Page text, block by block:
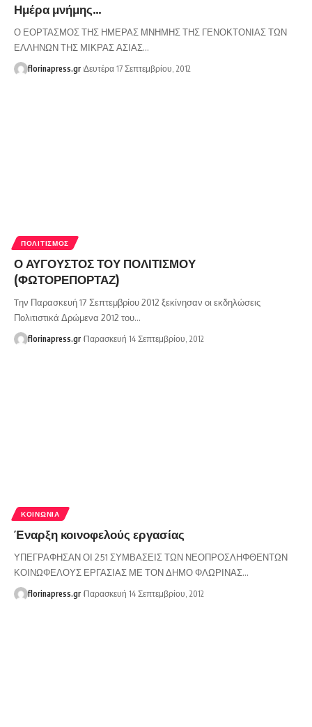
Ημέρα μνήμης…
Ο ΕΟΡΤΑΣΜΟΣ ΤΗΣ ΗΜΕΡΑΣ ΜΝΗΜΗΣ ΤΗΣ ΓΕΝΟΚΤΟΝΙΑΣ ΤΩΝ
ΕΛΛΗΝΩΝ ΤΗΣ ΜΙΚΡΑΣ ΑΣΙΑΣ…
florinapress.gr Δευτέρα 17 Σεπτεμβρίου, 2012
ΠΟΛΙΤΙΣΜΌΣ
Ο ΑΥΓΟΥΣΤΟΣ ΤΟΥ ΠΟΛΙΤΙΣΜΟΥ
(ΦΩΤΟΡΕΠΟΡΤΑΖ)
Tην Παρασκευή 17 Σεπτεμβρίου 2012 ξεκίνησαν οι εκδηλώσεις
Πολιτιστικά Δρώμενα 2012 του…
florinapress.gr Παρασκευή 14 Σεπτεμβρίου, 2012
ΚΟΙΝΩΝΊΑ
Έναρξη κοινοφελούς εργασίας
ΥΠΕΓΡΑΦΗΣΑΝ ΟΙ 251 ΣΥΜΒΑΣΕΙΣ ΤΩΝ ΝΕΟΠΡΟΣΛΗΦΘΕΝΤΩΝ
ΚΟΙΝΩΦΕΛΟΥΣ ΕΡΓΑΣΙΑΣ ΜΕ ΤΟΝ ΔΗΜΟ ΦΛΩΡΙΝΑΣ…
florinapress.gr Παρασκευή 14 Σεπτεμβρίου, 2012